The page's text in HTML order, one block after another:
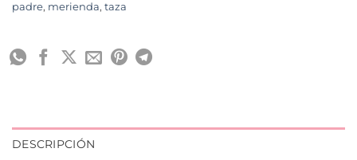
padre, merienda, taza
DESCRIPCIÓN